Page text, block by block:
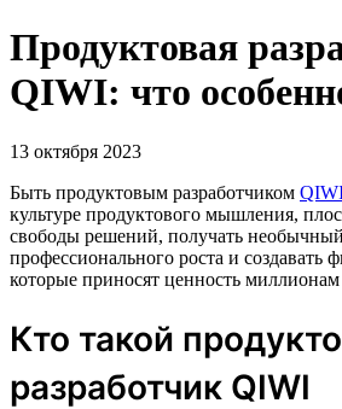
Продуктовая
QIWI: что
13 октября 2023
Быть продуктовым разработчиком
культуре продуктового мышления,
свободы решений, получать
профессионального роста и создавать
которые приносят ценность
Кто такой
разработчик QIWI